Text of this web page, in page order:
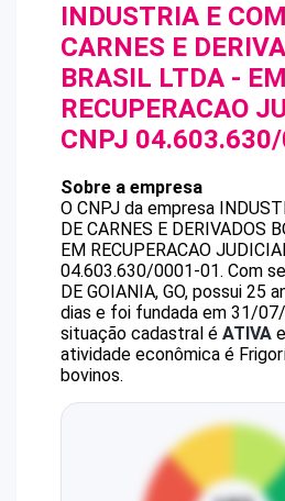
INDUSTRIA E
CARNES E
BRASIL LTDA - EM
RECUPERACAO
CNPJ
Sobre a empresa
O CNPJ da empresa
DE CARNES E DERIVADOS
EM RECUPERACAO
04.603.630/0001-01. Com
DE GOIANIA, GO, possui 25
dias e foi fundada em 31/
situação cadastral é ATIVA
atividade econômica é
bovinos.